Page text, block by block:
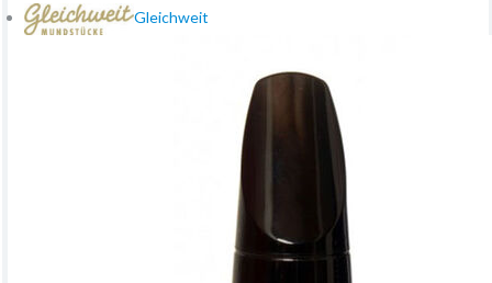
Gleichweit